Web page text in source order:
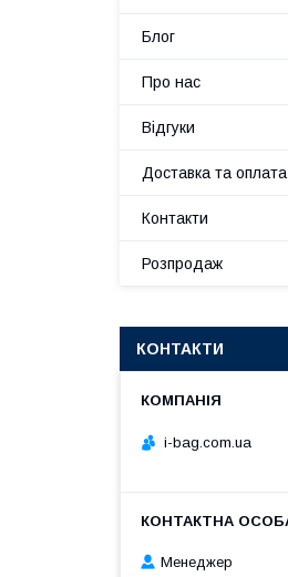
Блог
Про нас
Відгуки
Доставка та оплата
Контакти
Розпродаж
КОНТАКТИ
i-bag.com.ua
Менеджер